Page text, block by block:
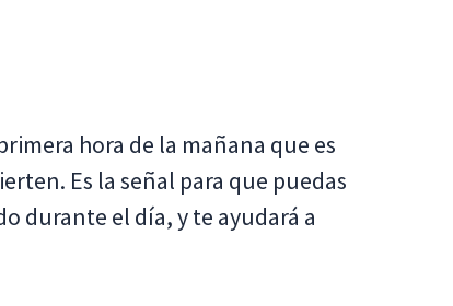
hora de la mañana que es
Es la señal para que puedas
durante el día, y te ayudará a